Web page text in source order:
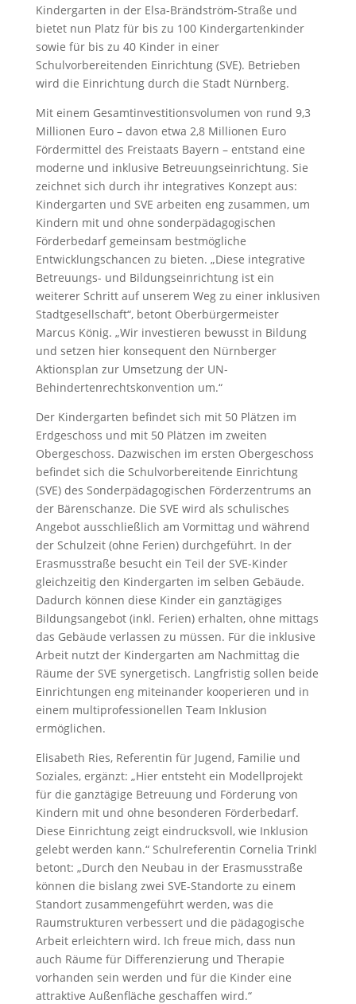
Kindergarten in der Elsa-Brändström-Straße und
bietet nun Platz für bis zu 100 Kindergartenkinder
sowie für bis zu 40 Kinder in einer
Schulvorbereitenden Einrichtung (SVE). Betrieben
wird die Einrichtung durch die Stadt Nürnberg.
Mit einem Gesamtinvestitionsvolumen von rund 9,3
Millionen Euro – davon etwa 2,8 Millionen Euro
Fördermittel des Freistaats Bayern – entstand eine
moderne und inklusive Betreuungseinrichtung. Sie
zeichnet sich durch ihr integratives Konzept aus:
Kindergarten und SVE arbeiten eng zusammen, um
Kindern mit und ohne sonderpädagogischen
Förderbedarf gemeinsam bestmögliche
Entwicklungschancen zu bieten. „Diese integrative
Betreuungs- und Bildungseinrichtung ist ein
weiterer Schritt auf unserem Weg zu einer inklusiven
Stadtgesellschaft“, betont Oberbürgermeister
Marcus König. „Wir investieren bewusst in Bildung
und setzen hier konsequent den Nürnberger
Aktionsplan zur Umsetzung der UN-
Behindertenrechtskonvention um.“
Der Kindergarten befindet sich mit 50 Plätzen im
Erdgeschoss und mit 50 Plätzen im zweiten
Obergeschoss. Dazwischen im ersten Obergeschoss
befindet sich die Schulvorbereitende Einrichtung
(SVE) des Sonderpädagogischen Förderzentrums an
der Bärenschanze. Die SVE wird als schulisches
Angebot ausschließlich am Vormittag und während
der Schulzeit (ohne Ferien) durchgeführt. In der
Erasmusstraße besucht ein Teil der SVE-Kinder
gleichzeitig den Kindergarten im selben Gebäude.
Dadurch können diese Kinder ein ganztägiges
Bildungsangebot (inkl. Ferien) erhalten, ohne mittags
das Gebäude verlassen zu müssen. Für die inklusive
Arbeit nutzt der Kindergarten am Nachmittag die
Räume der SVE synergetisch. Langfristig sollen beide
Einrichtungen eng miteinander kooperieren und in
einem multiprofessionellen Team Inklusion
ermöglichen.
Elisabeth Ries, Referentin für Jugend, Familie und
Soziales, ergänzt: „Hier entsteht ein Modellprojekt
für die ganztägige Betreuung und Förderung von
Kindern mit und ohne besonderen Förderbedarf.
Diese Einrichtung zeigt eindrucksvoll, wie Inklusion
gelebt werden kann.“ Schulreferentin Cornelia Trinkl
betont: „Durch den Neubau in der Erasmusstraße
können die bislang zwei SVE-Standorte zu einem
Standort zusammengeführt werden, was die
Raumstrukturen verbessert und die pädagogische
Arbeit erleichtern wird. Ich freue mich, dass nun
auch Räume für Differenzierung und Therapie
vorhanden sein werden und für die Kinder eine
attraktive Außenfläche geschaffen wird.“